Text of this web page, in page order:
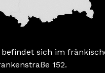
sich im
152.